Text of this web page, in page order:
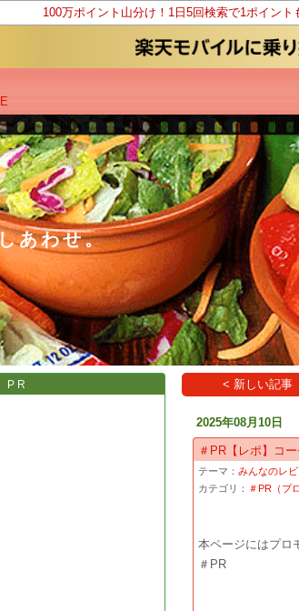
100万ポイント山分け！1日5回検索で1ポイント
あわせ。
PR < 新しい記事
2025年08月10日
＃PR【レポ】コ
テーマ：みんなのレ
カテゴリ： ＃PR（プ
本ページにはプロ
＃PR